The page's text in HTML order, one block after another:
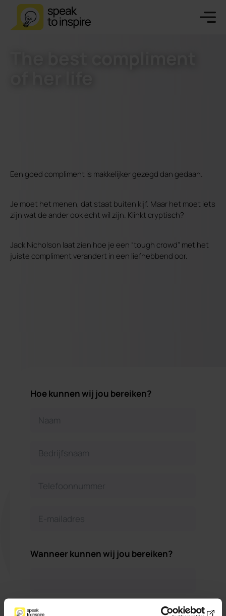
Een goed compliment is makkelijker gezegd dan gedaan.
Je moet het menen, dat staat buiten kijf. Maar het moet iets
zijn wat de ander ook echt wíl zijn. Klinkt cryptisch?
Jack Nicholson laat zien hoe je een “tough crowd” met het
juiste compliment verandert in een liefhebbend oor.
Hoe kunnen wij jou bereiken?
Wanneer kunnen wij jou bereiken?